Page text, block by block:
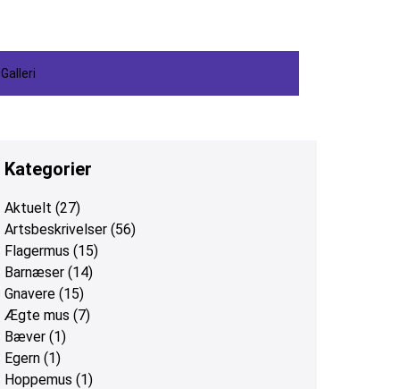
Galleri
Kategorier
Aktuelt (27)
Artsbeskrivelser(56)
Flagermus (15)
Barnæser(14)
Gnavere(15)
Ægte mus (7)
Bæver(1)
Egern(1)
Hoppemus (1)